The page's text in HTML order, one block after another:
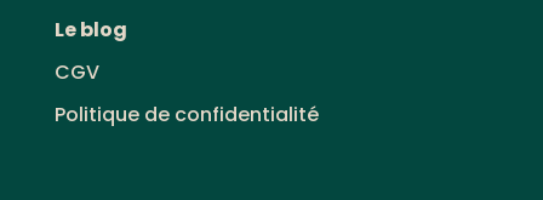
Le blog
CGV
Politique de confidentialité